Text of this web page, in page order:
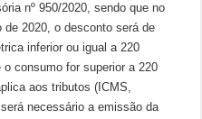
nº 950/2020, sendo que no
de 2020, o desconto será de
inferior ou igual a 220
consumo for superior a 220
aos tributos (ICMS,
necessário a emissão da